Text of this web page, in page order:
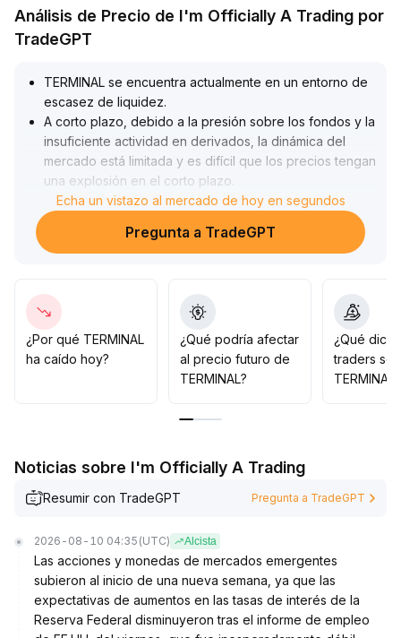
Análisis de Precio de I'm Officially A Trading por
TradeGPT
TERMINAL se encuentra actualmente en un entorno de
escasez de liquidez.
A corto plazo, debido a la presión sobre los fondos y la
insuficiente actividad en derivados, la dinámica del
mercado está limitada y es difícil que los precios tengan
una explosión en el corto plazo
Se recomienda a los inversores mantener bajo
apalancamiento y controlar sus posiciones
Aunque el mercado muestra signos iniciales de
se debe ser demasiado optimista demasiado temprano
A mediano y largo plazo, la expansión moderada
liderada por el mercado spot de Bitcoin establece una
base saludable para la industria
TERMINAL, por su carácter de plataforma de datos,
atención al soporte en el rango de 204-220
Echa un vistazo al mercado de hoy en segundos
Pregunta a TradeGPT
¿Por qué TERMINAL
ha caído hoy?
¿Qué podría afectar
al precio futuro de
TERMINAL?
¿Qué
traders
TERMINAL?
Noticias sobre I'm Officially A Trading
Resumir con TradeGPT Pregunta a TradeGPT
2026-08-10 04:35 (UTC) Alcista
Las acciones y monedas de mercados emergentes
subieron al inicio de una nueva semana, ya que las
expectativas de aumentos en las tasas de interés de la
Reserva Federal disminuyeron tras el informe de empleo